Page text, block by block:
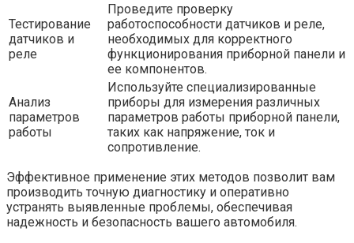
Тестирование
датчиков и
реле
Проведите проверку
работоспособности датчиков и реле,
необходимых для корректного
функционирования приборной панели и
ее компонентов.
Анализ
параметров
работы
Используйте специализированные
приборы для измерения различных
параметров работы приборной панели,
таких как напряжение, ток и
сопротивление.
Эффективное применение этих методов позволит вам
производить точную диагностику и оперативно
устранять выявленные проблемы, обеспечивая
надежность и безопасность вашего автомобиля.